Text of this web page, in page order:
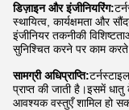
डिज़ाइन और इंजीनियरिंग:
स्थायित्व, कार्यक्षमता और
इंजीनियर तकनीकी
सुनिश्चित करने पर काम
सामग्री अधिप्राप्ति:
प्राप्त की जाती है।इसमें
आवश्यक वस्तुएँ शामिल हो